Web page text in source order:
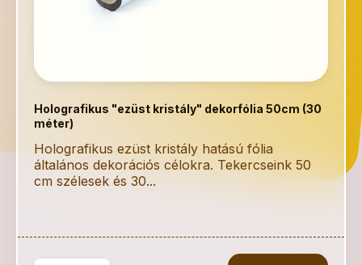
Holografikus "ezüst kristály" dekorfólia 50cm (30
méter)
Holografikus ezüst kristály hatású fólia
általános dekorációs célokra. Tekercseink 50
cm szélesek és 30...